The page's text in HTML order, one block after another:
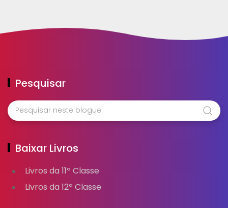
Pesquisar
Baixar Livros
Livros da 11ª Classe
Livros da 12ª Classe